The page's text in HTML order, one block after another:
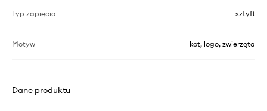
Typ zapięcia sztyft
Motyw kot, logo, zwierzęta
Dane produktu